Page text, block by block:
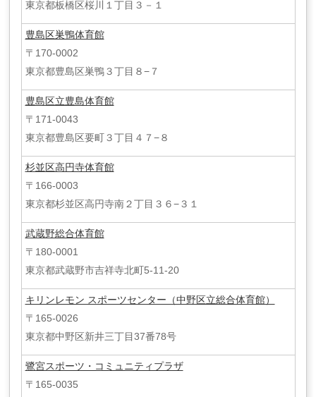
東京都板橋区桜川１丁目３－１
豊島区巣鴨体育館
〒170-0002
東京都豊島区巣鴨３丁目８−７
豊島区立豊島体育館
〒171-0043
東京都豊島区要町３丁目４７−８
杉並区高円寺体育館
〒166-0003
東京都杉並区高円寺南２丁目３６−３１
武蔵野総合体育館
〒180-0001
東京都武蔵野市吉祥寺北町5-11-20
キリンレモン スポーツセンター（中野区立総合体育館）
〒165-0026
東京都中野区新井三丁目37番78号
鷺宮スポーツ・コミュニティプラザ
〒165-0035